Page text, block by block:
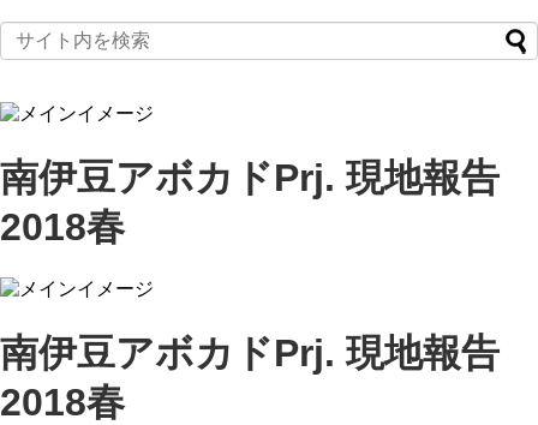
南伊豆アボカドPrj. 現地報告
2018春
南伊豆アボカドPrj. 現地報告
2018春